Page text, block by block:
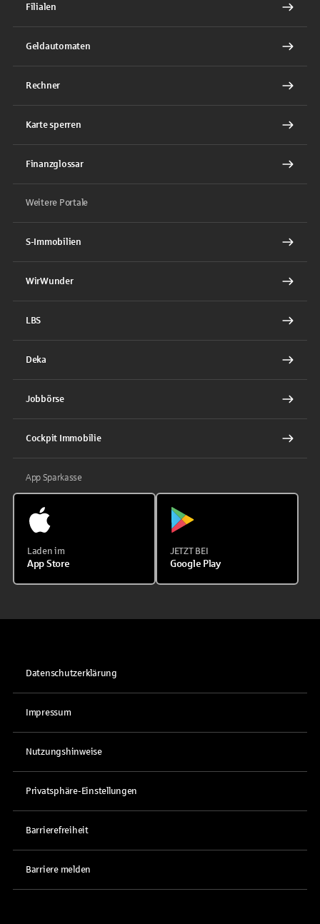
Filialen
Geldautomaten
Rechner
Karte sperren
Finanzglossar
Weitere Portale
S-Immobilien
WirWunder
LBS
Deka
Jobbörse
Cockpit Immobilie
App Sparkasse
Laden im
App Store
JETZT BEI
Google Play
Datenschutzerklärung
Impressum
Nutzungshinweise
Privatsphäre-Einstellungen
Barrierefreiheit
Barriere melden